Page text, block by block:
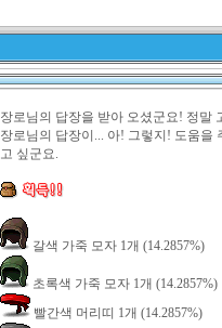
장로님의 답장을 받아 오셨군요! 정말
장로님의 답장이... 아! 그렇지! 도움을
고 싶군요.